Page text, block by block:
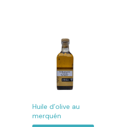
Huile d’olive au
merquén